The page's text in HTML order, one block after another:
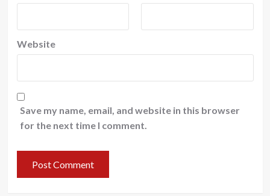
Website
Save my name, email, and website in this browser
for the next time I comment.